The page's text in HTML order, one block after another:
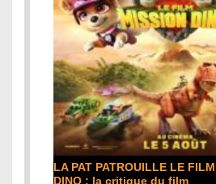
PATROUILLE LE FILM - MISSION
critique du film